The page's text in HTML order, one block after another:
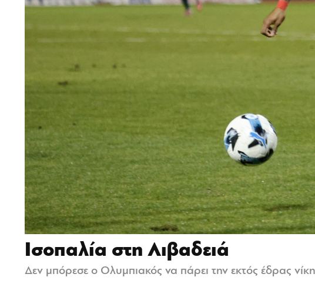
Ισοπαλία στη Λιβαδειά
Δεν μπόρεσε ο Ολυμπιακός να πάρει την εκτός έδρας